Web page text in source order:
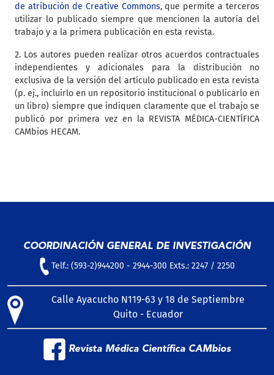
de atribución de Creative Commons, que permite a terceros
utilizar lo publicado siempre que mencionen la autoría del
trabajo y a la primera publicación en esta revista.
2. Los autores pueden realizar otros acuerdos contractuales
independientes y adicionales para la distribución no
exclusiva de la versión del artículo publicado en esta revista
(p. ej., incluirlo en un repositorio institucional o publicarlo en
un libro) siempre que indiquen claramente que el trabajo se
publicó por primera vez en la REVISTA MÉDICA-CIENTÍFICA
CAMbios HECAM.
COORDINACIÓN GENERAL DE INVESTIGACIÓN
Telf.: (593-2)944200 - 2944-300 Exts.: 2247 / 2250
Calle Ayacucho N119-63 y 18 de Septiembre
Quito - Ecuador
Revista Médica Científica CAMbios